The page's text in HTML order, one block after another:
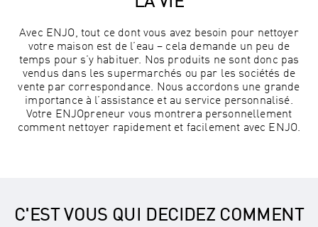
Avec ENJO, tout ce dont vous avez besoin pour nettoyer
votre maison est de l’eau – cela demande un peu de
temps pour s’y habituer. Nos produits ne sont donc pas
vendus dans les supermarchés ou par les sociétés de
vente par correspondance. Nous accordons une grande
importance à l’assistance et au service personnalisé.
Votre ENJOpreneur vous montrera personnellement
comment nettoyer rapidement et facilement avec ENJO.
C'EST VOUS QUI DECIDEZ COMMENT